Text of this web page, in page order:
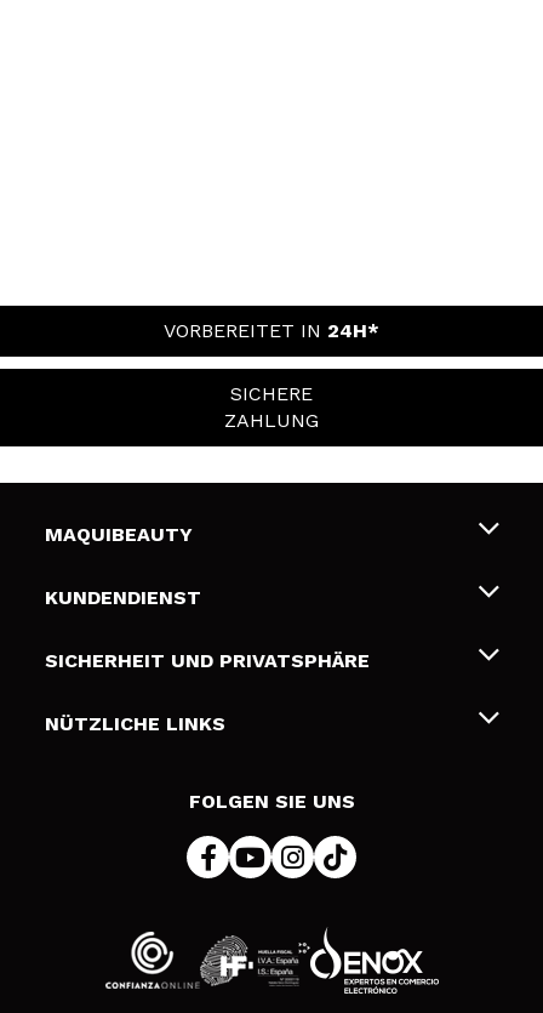
VORBEREITET IN 24H*
SICHERE
ZAHLUNG
MAQUIBEAUTY
Über uns
Geschenkkarten
KUNDENDIENST
Liefer- und Versandkosten
Zahlung
SICHERHEIT UND PRIVATSPHÄRE
Bedingungen und Datenschutz
NÜTZLICHE LINKS
FOLGEN SIE UNS